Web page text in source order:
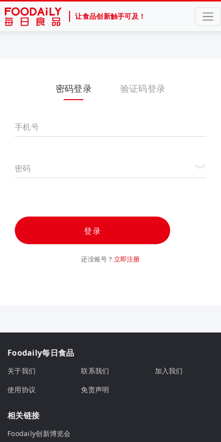
让食品创新触手可及！
密码登录 验证码登录
手机号
密码
登录
还没账号？ 立即注册
Foodaily每日食品
关于我们 联系我们
加入我们
使用协议
免责声明
相关链接
Foodaily创新博览会